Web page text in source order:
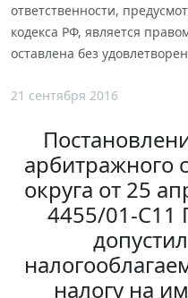
ответственности,
кодекса РФ, является
оставлена без
21 сентября 2016
арбитражного
округа от 25
4455/01-С11
налогу на